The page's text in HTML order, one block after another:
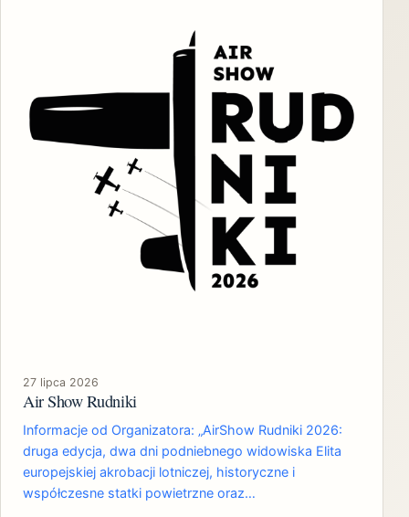
27 lipca 2026
Air Show Rudniki
Informacje od Organizatora: „AirShow Rudniki 2026:
druga edycja, dwa dni podniebnego widowiska Elita
europejskiej akrobacji lotniczej, historyczne i
współczesne statki powietrzne oraz…